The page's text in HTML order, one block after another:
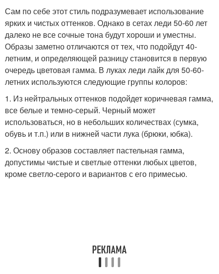
Сам по себе этот стиль подразумевает использование
ярких и чистых оттенков. Однако в сетах леди 50-60 лет
далеко не все сочные тона будут хороши и уместны.
Образы заметно отличаются от тех, что подойдут 40-
летним, и определяющей разницу становится в первую
очередь цветовая гамма. В луках леди лайк для 50-60-
летних используются следующие группы колоров:
1. Из нейтральных оттенков подойдет коричневая гамма,
все белые и темно-серый. Черный может
использоваться, но в небольших количествах (сумка,
обувь и т.п.) или в нижней части лука (брюки, юбка).
2. Основу образов составляет пастельная гамма,
допустимы чистые и светлые оттенки любых цветов,
кроме светло-серого и вариантов с его примесью.